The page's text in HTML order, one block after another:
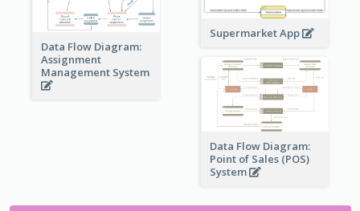
Supermarket App
Data Flow Diagram:
Assignment
Management System
Data Flow Diagram:
Point of Sales (POS)
System